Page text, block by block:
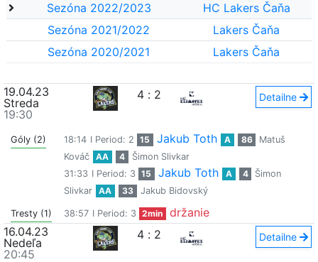
Sezóna 2022/2023
HC Lakers Čaňa
Sezóna 2021/2022
Lakers Čaňa
Sezóna 2020/2021
Lakers Čaňa
19.04.23
Streda
19:30
4 : 2 Detailne
Góly (2) 18:14 I Period: 2 15 Jakub Toth A 86
Matuš
Kováč
AA 4
Šimon Slivkar
31:33 I Period: 3 15 Jakub Toth A 4
Šimon
Slivkar
AA 33 Jakub Bidovský
Tresty (1) 38:57 I Period: 3 2min
držanie
16.04.23
Nedeľa
20:45
4 : 2 Detailne